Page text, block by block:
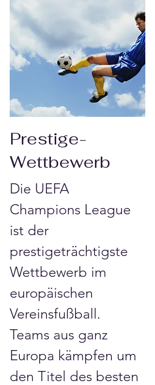
Prestige-
Wettbewerb
Die UEFA
Champions League
ist der
prestigeträchtigste
Wettbewerb im
europäischen
Vereinsfußball.
Teams aus ganz
Europa kämpfen um
den Titel des besten